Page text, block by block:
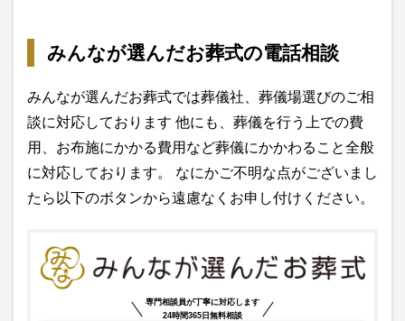
みんなが選んだお葬式の電話相談
みんなが選んだお葬式では葬儀社、葬儀場選びのご相
談に対応しております 他にも、葬儀を行う上での費
用、お布施にかかる費用など葬儀にかかわること全般
に対応しております。 なにかご不明な点がございまし
たら以下のボタンから遠慮なくお申し付けください。
専門相談員が丁寧に対応します
24時間365日無料相談